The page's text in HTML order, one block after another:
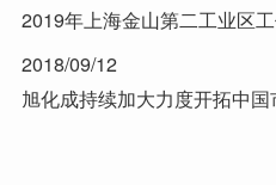
2019年上海金山第二工业区
2018/09/12
旭化成持续加大力度开拓中国